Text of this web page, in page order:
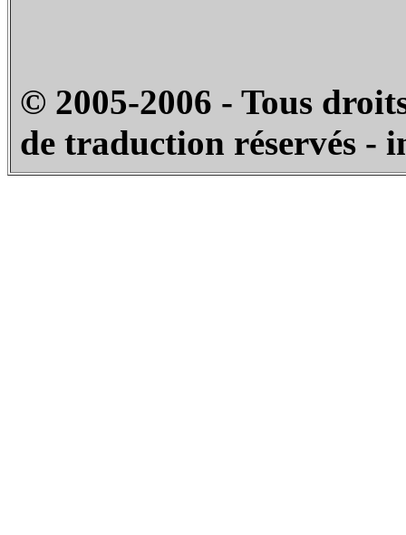
© 2005-2006 - Tous
de traduction réservés -